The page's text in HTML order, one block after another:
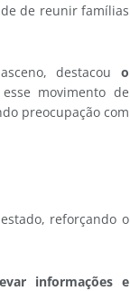
de reunir famílias
destacou o
movimento de
preocupação com
reforçando o
informações e